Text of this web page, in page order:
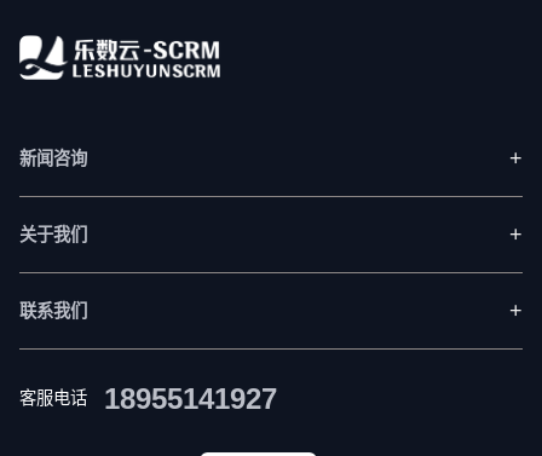
新闻咨询 +
关于我们 +
联系我们 +
客服电话 18955141927